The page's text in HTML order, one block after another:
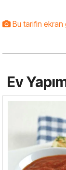
Bu tarifin ekran
Ev